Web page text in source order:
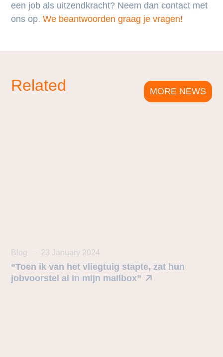
een job als uitzendkracht? Neem dan contact met
ons op.We beantwoorden graag je vragen!
Related MORE NEWS
Blog 23 January 2024
“Toen ik van het vliegtuig stapte, zat hun
jobvoorstel al in mijn mailbox”